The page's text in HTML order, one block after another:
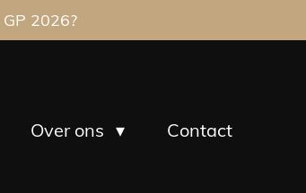
2026?
Over ons Contact